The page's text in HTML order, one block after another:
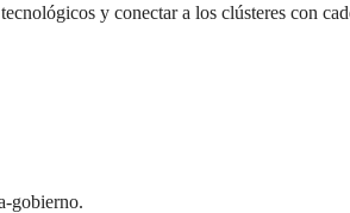
y conectar a los clústeres con
gobierno.